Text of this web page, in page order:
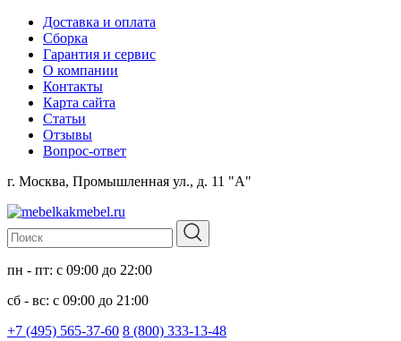
Доставка и оплата
Сборка
Гарантия и сервис
О компании
Контакты
Карта сайта
Статьи
Отзывы
Вопрос-ответ
г. Москва, Промышленная ул., д. 11 "А"
пн - пт: с 09:00 до 22:00
сб - вс: с 09:00 до 21:00
+7 (495) 565-37-60 8 (800) 333-13-48